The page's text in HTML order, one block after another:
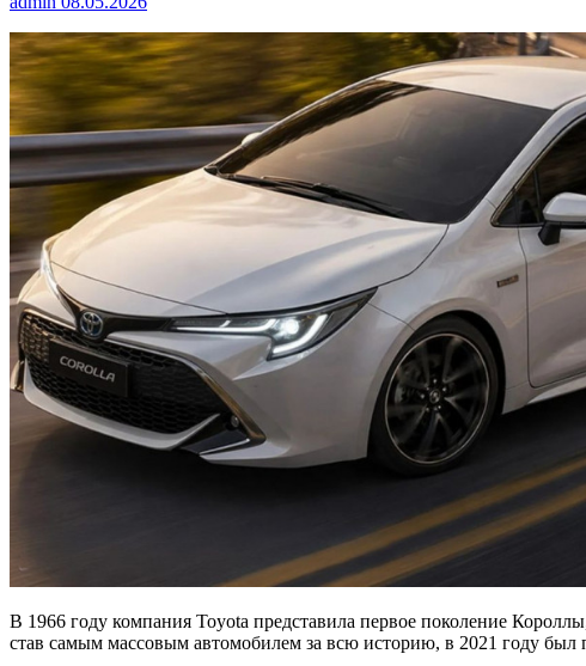
В 1966 году компания Toyota представила первое поколение
став самым массовым автомобилем за всю историю, в 2021 году